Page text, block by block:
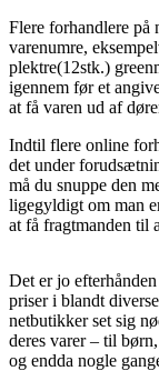
Flere forhandlere på
varenumre,
plektre(12stk.)
igennem før et
at få varen ud af
Indtil flere online
det under
må du snuppe den
ligegyldigt om man
at få fragtmanden til
Det er jo
priser i blandt
netbutikker set sig
deres varer – til
og endda nogle